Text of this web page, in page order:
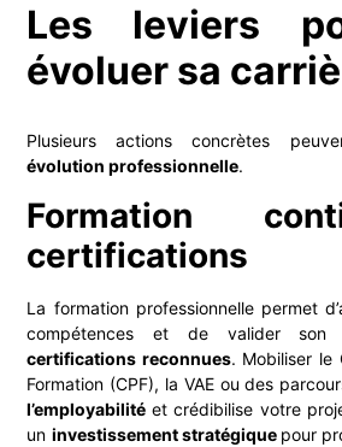
Les leviers
évoluer sa
Plusieurs actions concrètes
évolution professionnelle.
Formation
certifications
La formation professionnelle permet
compétences et de valider son
certifications reconnues. Mobiliser le
Formation (CPF), la VAE ou des
l’employabilité et crédibilise votre
un investissement stratégique pour